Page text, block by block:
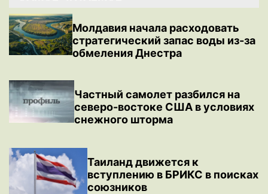
Молдавия начала расходовать
стратегический запас воды из-за
обмеления Днестра
Частный самолет разбился на
северо-востоке США в условиях
снежного шторма
Таиланд движется к
вступлению в БРИКС в поисках
союзников